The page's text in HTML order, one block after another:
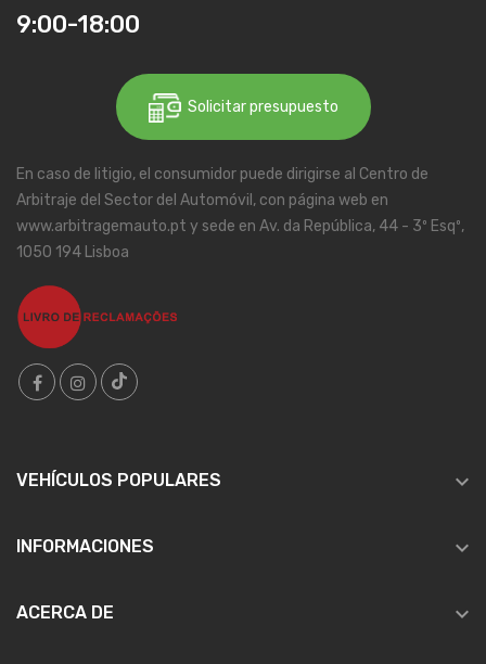
9:00-18:00
Solicitar presupuesto
En caso de litigio, el consumidor puede dirigirse al Centro de
Arbitraje del Sector del Automóvil, con página web en
www.arbitragemauto.pt y sede en Av. da República, 44 - 3º Esqº,
1050 194 Lisboa
VEHÍCULOS POPULARES 
INFORMACIONES 
ACERCA DE 